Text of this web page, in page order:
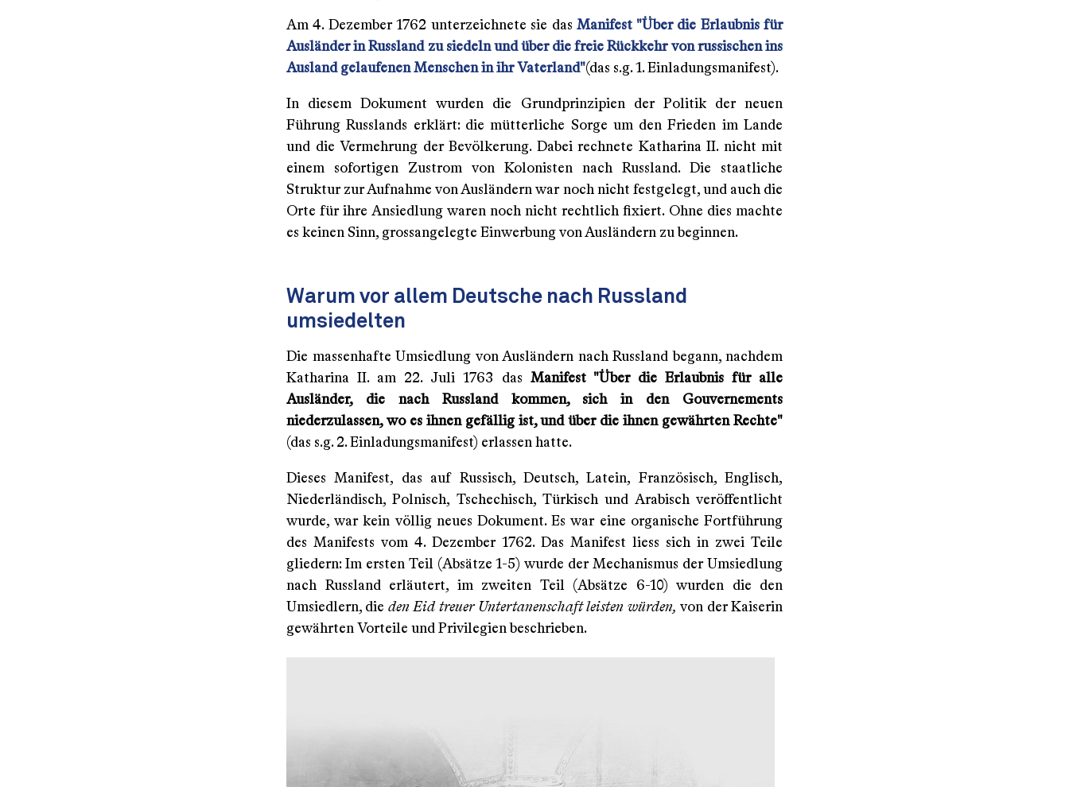
Am 4. Dezember 1762 unterzeichnete sie dasManifest "Über die Erlaubnis für
Ausländer in Russland zu siedeln und über die freie Rückkehr von russischen ins
Ausland gelaufenen Menschen in ihr Vaterland"(das s.g. 1. Einladungsmanifest).
In diesem Dokument wurden die Grundprinzipien der Politik der neuen
Führung Russlands erklärt: die mütterliche Sorge um den Frieden im Lande
und die Vermehrung der Bevölkerung. Dabei rechnete Katharina II. nicht mit
einem sofortigen Zustrom von Kolonisten nach Russland. Die staatliche
Struktur zur Aufnahme von Ausländern war noch nicht festgelegt, und auch die
Orte für ihre Ansiedlung waren noch nicht rechtlich fixiert. Ohne dies machte
es keinen Sinn, grossangelegte Einwerbung von Ausländern zu beginnen.
Warum vor allem Deutsche nach Russland
umsiedelten
Die massenhafte Umsiedlung von Ausländern nach Russland begann, nachdem
Katharina II. am 22. Juli 1763 das Manifest "Über die Erlaubnis für alle
Ausländer, die nach Russland kommen, sich in den Gouvernements
niederzulassen, wo es ihnen gefällig ist, und über die ihnen gewährten Rechte"
(das s.g. 2. Einladungsmanifest) erlassen hatte.
Dieses Manifest, das auf Russisch, Deutsch, Latein, Französisch, Englisch,
Niederländisch, Polnisch, Tschechisch, Türkisch und Arabisch veröffentlicht
wurde, war kein völlig neues Dokument. Es war eine organische Fortführung
des Manifests vom 4. Dezember 1762. Das Manifest liess sich in zwei Teile
gliedern: Im ersten Teil (Absätze 1-5) wurde der Mechanismus der Umsiedlung
nach Russland erläutert, im zweiten Teil (Absätze 6-10) wurden die den
Umsiedlern, die den Eid treuer Untertanenschaft leisten würden, von der Kaiserin
gewährten Vorteile und Privilegien beschrieben.